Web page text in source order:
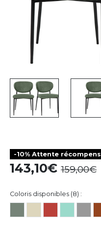
-10% Attente
143,10 159,00
Coloris disponibles (8) :